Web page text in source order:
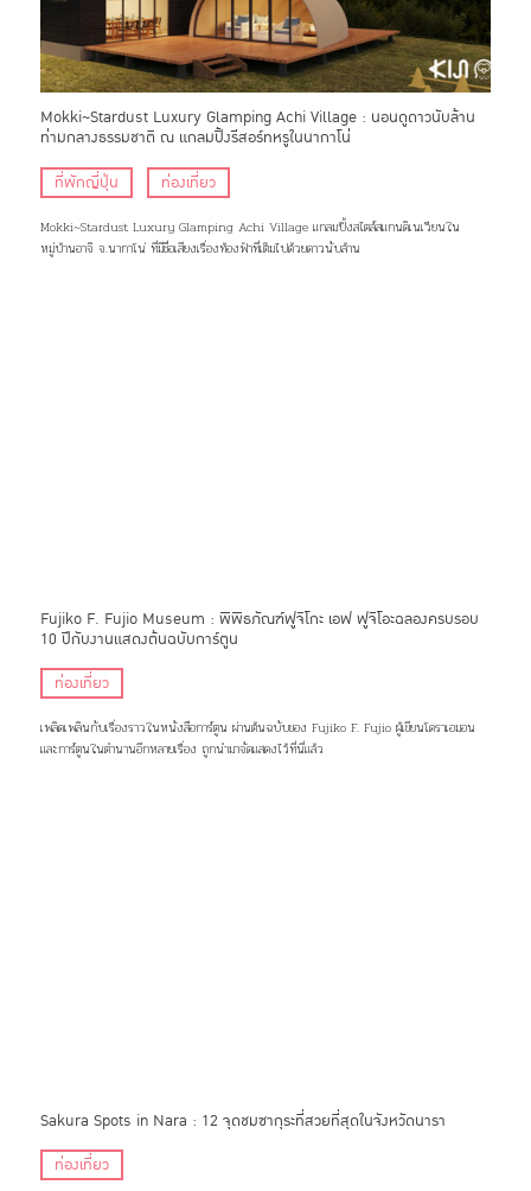
Mokki~Stardust Luxury Glamping Achi Village : นอนดูดาวนับล้าน
ท่ามกลางธรรมชาติ ณ แกลมปิ้งรีสอร์ทหรูในนากาโน่
ที่พักญี่ปุ่น
ท่องเที่ยว
Mokki~Stardust Luxury Glamping Achi Village แกลมปิ้งสไตล์สแกนดิเนเวียนใน
หมู่บ้านอาจิ จ.นากาโน่ ที่มีชื่อเสียงเรื่องท้องฟ้าที่เต็มไปด้วยดาวนับล้าน
Fujiko F. Fujio Museum : พิพิธภัณฑ์ฟูจิโกะ เอฟ ฟูจิโอะฉลองครบรอบ
10 ปีกับงานแสดงต้นฉบับการ์ตูน
ท่องเที่ยว
เพลิดเพลินกับเรื่องราวในหนังสือการ์ตูน ผ่านต้นฉบับของ Fujiko F. Fujio ผู้เขียนโดราเอมอน
และการ์ตูนในตำนานอีกหลายเรื่อง ถูกนำมาจัดแสดงไว้ที่นี่แล้ว
Sakura Spots in Nara : 12 จุดชมซากุระที่สวยที่สุดในจังหวัดนารา
ท่องเที่ยว